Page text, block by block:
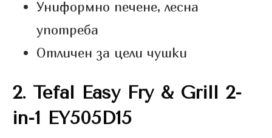
Униформно печене, лесна
употреба
Отличен за цели чушки
2. Tefal Easy Fry & Grill 2-
in-1 EY505D15